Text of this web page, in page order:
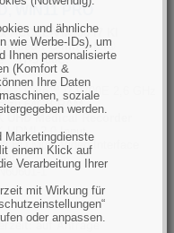
und ähnliche
wie Werbe-IDs), um
Ihnen personalisierte
(Komfort &
Ihre Daten
soziale
werden.
Marketingdienste
einem Klick auf
Verarbeitung Ihrer
mit Wirkung für
oder anpassen.
WIN11 PRO
ACCEL-VM500 i7 KI
PC mit Intel®
i7-9700E.
Core™ i7-9700E 2,6 GHz
zu 64GB RAM
UHD Medical Recorder
HDMI 2.0 Input
HD Multi-Video Interface
1
auf Anfrage